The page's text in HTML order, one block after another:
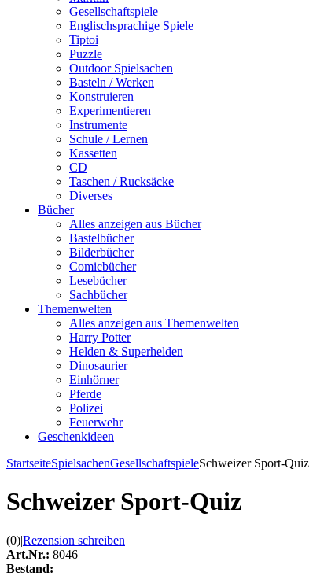
Gesellschaftspiele
Englischsprachige Spiele
Tiptoi
Puzzle
Outdoor Spielsachen
Basteln / Werken
Konstruieren
Experimentieren
Instrumente
Schule / Lernen
Kassetten
CD
Taschen / Rucksäcke
Diverses
Bücher
Alles anzeigen aus Bücher
Bastelbücher
Bilderbücher
Comicbücher
Lesebücher
Sachbücher
Themenwelten
Alles anzeigen aus Themenwelten
Harry Potter
Helden & Superhelden
Dinosaurier
Einhörner
Pferde
Polizei
Feuerwehr
Geschenkideen
StartseiteSpielsachenGesellschaftspieleSchweizer Sport-Quiz
Schweizer Sport-Quiz
(0)|Rezension schreiben
Art.Nr.: 8046
Bestand: